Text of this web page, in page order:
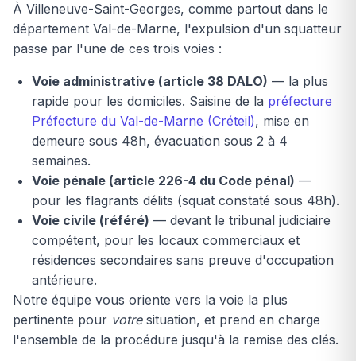
À Villeneuve-Saint-Georges, comme partout dans le
département Val-de-Marne, l'expulsion d'un squatteur
passe par l'une de ces trois voies :
Voie administrative (article 38 DALO) — la plus
rapide pour les domiciles. Saisine de la préfecture
Préfecture du Val-de-Marne (Créteil), mise en
demeure sous 48h, évacuation sous 2 à 4
semaines.
Voie pénale (article 226-4 du Code pénal) —
pour les flagrants délits (squat constaté sous 48h).
Voie civile (référé) — devant le tribunal judiciaire
compétent, pour les locaux commerciaux et
résidences secondaires sans preuve d'occupation
antérieure.
Notre équipe vous oriente vers la voie la plus
pertinente pour votresituation, et prend en charge
l'ensemble de la procédure jusqu'à la remise des clés.